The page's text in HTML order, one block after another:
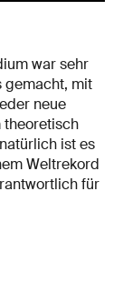
war sehr
gemacht, mit
neue
theoretisch
ist es
Weltrekord
für